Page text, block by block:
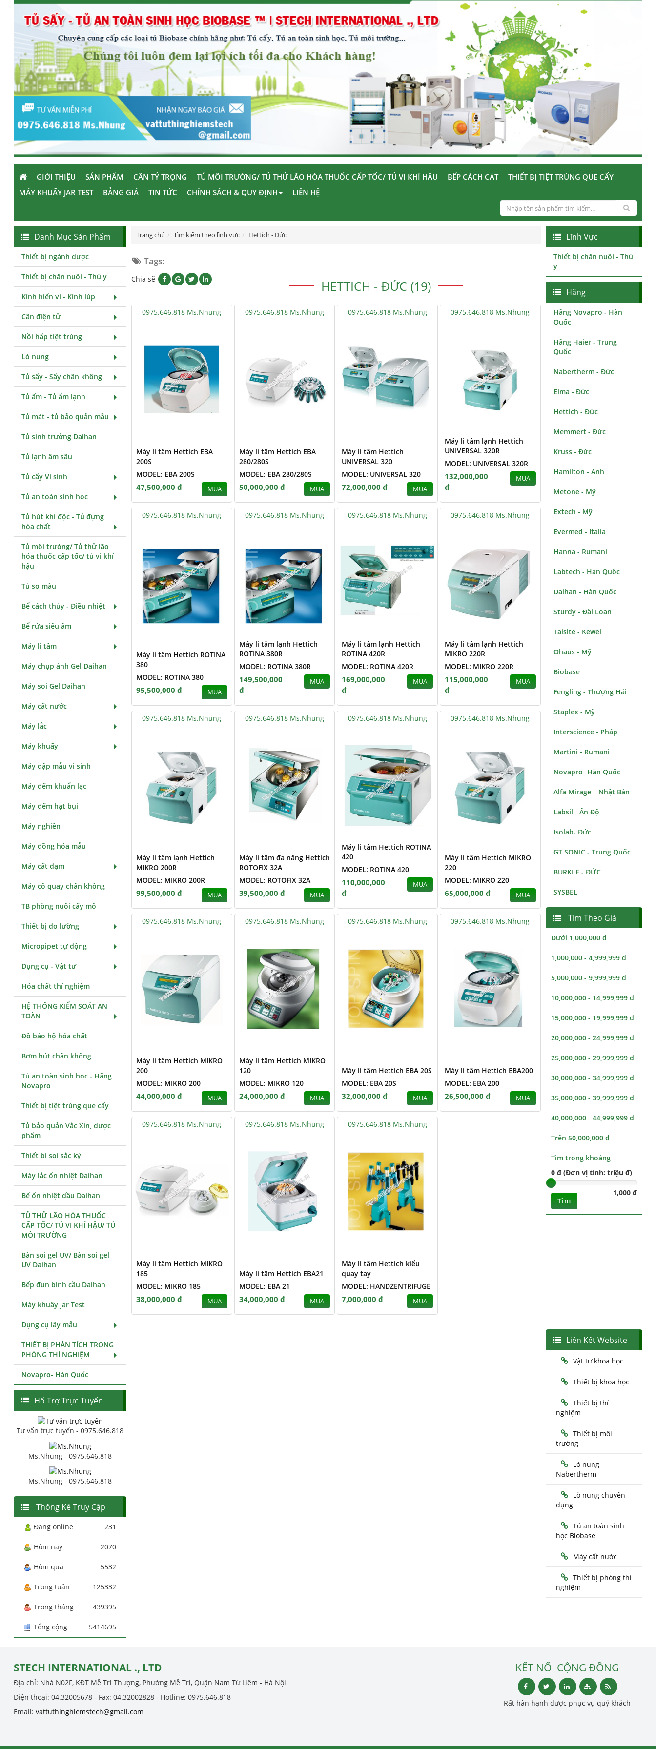
GIỚI THIỆU SẢN PHẨM CÂN TỶ TRỌNG TỦ MÔI TRƯỜNG/ TỦ THỬ LÃO HÓA THUỐC CẤP TỐC/ TỦ VI KHÍ HẬU BẾP CÁCH CÁT
THIẾT BỊ TIỆT TRÙNG QUE CẤY
MÁY KHUẤY JAR TEST
BẢNG GIÁ TIN TỨC CHÍNH SÁCH & QUY ĐỊNH LIÊN HỆ
Trang chủ Tìm kiếm theo lĩnh vực Hettich - Đức
Tags:
HETTICH - ĐỨC (19)
Chia sẽ
0975.646.818 Ms.Nhung
Máy li tâm Hettich EBA
200S
MODEL: EBA 200S
47,500,000 đ MUA
0975.646.818 Ms.Nhung
Máy li tâm Hettich EBA
280/280S
MODEL: EBA 280/280S
50,000,000 đ MUA
0975.646.818 Ms.Nhung
Máy li tâm Hettich
UNIVERSAL 320
MODEL: UNIVERSAL 320
72,000,000 đ MUA
0975.646.818 Ms.Nhung
Máy li tâm lạnh Hettich
UNIVERSAL 320R
MODEL: UNIVERSAL 320R
132,000,000
đ
MUA
0975.646.818 Ms.Nhung
Máy li tâm Hettich ROTINA
380
MODEL: ROTINA 380
95,500,000 đ MUA
0975.646.818 Ms.Nhung
Máy li tâm lạnh Hettich
ROTINA 380R
MODEL: ROTINA 380R
149,500,000
đ
MUA
0975.646.818 Ms.Nhung
Máy li tâm lạnh Hettich
ROTINA 420R
MODEL: ROTINA 420R
169,000,000
đ
MUA
0975.646.818 Ms.Nhung
Máy li tâm lạnh Hettich
MIKRO 220R
MODEL: MIKRO 220R
115,000,000
đ
MUA
0975.646.818 Ms.Nhung
Máy li tâm lạnh Hettich
MIKRO 200R
MODEL: MIKRO 200R
99,500,000 đ MUA
0975.646.818 Ms.Nhung
Máy li tâm đa năng Hettich
ROTOFIX 32A
MODEL: ROTOFIX 32A
39,500,000 đ MUA
0975.646.818 Ms.Nhung
Máy li tâm Hettich ROTINA
420
MODEL: ROTINA 420
110,000,000
đ
MUA
0975.646.818 Ms.Nhung
Máy li tâm Hettich MIKRO
220
MODEL: MIKRO 220
65,000,000 đ MUA
0975.646.818 Ms.Nhung
Máy li tâm Hettich MIKRO
200
MODEL: MIKRO 200
44,000,000 đ MUA
0975.646.818 Ms.Nhung
Máy li tâm Hettich MIKRO
120
MODEL: MIKRO 120
24,000,000 đ MUA
0975.646.818 Ms.Nhung
Máy li tâm Hettich EBA 20S
MODEL: EBA 20S
32,000,000 đ MUA
0975.646.818 Ms.Nhung
Máy li tâm Hettich EBA200
MODEL: EBA 200
26,500,000 đ MUA
0975.646.818 Ms.Nhung
Máy li tâm Hettich MIKRO
185
MODEL: MIKRO 185
38,000,000 đ MUA
0975.646.818 Ms.Nhung
Máy li tâm Hettich EBA21
MODEL: EBA 21
34,000,000 đ MUA
0975.646.818 Ms.Nhung
Máy li tâm Hettich kiểu
quay tay
MODEL: HANDZENTRIFUGE
7,000,000 đ MUA
Danh Mục Sản Phẩm
Thiết bị ngành dược
Thiết bị chăn nuôi - Thú y
Kính hiển vi - Kính lúp
Cân điện tử
Nồi hấp tiệt trùng
Lò nung
Tủ sấy - Sấy chân không
Tủ ấm - Tủ ấm lạnh
Tủ mát - tủ bảo quản mẫu
Tủ sinh trưởng Daihan
Tủ lạnh âm sâu
Tủ cấy Vi sinh
Tủ an toàn sinh học
Tủ hút khí độc - Tủ đựng
hóa chất
Tủ môi trường/ Tủ thử lão
hóa thuốc cấp tốc/ tủ vi khí
hậu
Tủ so màu
Bể cách thủy - Điều nhiệt
Bể rửa siêu âm
Máy li tâm
Máy chụp ảnh Gel Daihan
Máy soi Gel Daihan
Máy cất nước
Máy lắc
Máy khuấy
Máy dập mẫu vi sinh
Máy đếm khuẩn lạc
Máy đếm hạt bụi
Máy nghiền
Máy đồng hóa mẫu
Máy cất đạm
Máy cô quay chân không
TB phòng nuôi cấy mô
Thiết bị đo lường
Micropipet tự động
Dụng cụ - Vật tư
Hóa chất thí nghiệm
HỆ THỐNG KIỂM SOÁT AN
TOÀN
Đồ bảo hộ hóa chất
Bơm hút chân không
Tủ an toàn sinh học - Hãng
Novapro
Thiết bị tiệt trùng que cấy
Tủ bảo quản Vắc Xin, dược
phẩm
Thiết bị soi sắc ký
Máy lắc ổn nhiệt Daihan
Bể ổn nhiệt dầu Daihan
TỦ THỬ LÃO HÓA THUỐC
CẤP TỐC/ TỦ VI KHÍ HẬU/ TỦ
MÔI TRƯỜNG
Bàn soi gel UV/ Bàn soi gel
UV Daihan
Bếp đun bình cầu Daihan
Máy khuấy Jar Test
Dụng cụ lấy mẫu
THIẾT BỊ PHÂN TÍCH TRONG
PHÒNG THÍ NGHIỆM
Novapro- Hàn Quốc
Hổ Trợ Trực Tuyến
Tư vấn trực tuyến - 0975.646.818
Ms.Nhung - 0975.646.818
Ms.Nhung - 0975.646.818
Thống Kê Truy Cập
Đang online 231
Hôm nay 2070
Hôm qua 5532
Trong tuần 125332
Trong tháng 439395
Tổng cộng 5414695
Lĩnh Vực
Thiết bị chăn nuôi - Thú
y
Hãng
Hãng Novapro - Hàn
Quốc
Hãng Haier - Trung
Quốc
Nabertherm - Đức
Elma - Đức
Hettich - Đức
Memmert - Đức
Kruss - Đức
Hamilton - Anh
Metone - Mỹ
Extech - Mỹ
Evermed - Italia
Hanna - Rumani
Labtech - Hàn Quốc
Daihan - Hàn Quốc
Sturdy - Đài Loan
Taisite - Kewei
Ohaus - Mỹ
Biobase
Fengling - Thượng Hải
Staplex - Mỹ
Interscience - Pháp
Martini - Rumani
Novapro- Hàn Quốc
Alfa Mirage – Nhật Bản
Labsil - Ấn Độ
Isolab- Đức
GT SONIC - Trung Quốc
BURKLE - ĐỨC
SYSBEL
Tìm Theo Giá
Dưới 1,000,000 đ
1,000,000 - 4,999,999 đ
5,000,000 - 9,999,999 đ
10,000,000 - 14,999,999 đ
15,000,000 - 19,999,999 đ
20,000,000 - 24,999,999 đ
25,000,000 - 29,999,999 đ
30,000,000 - 34,999,999 đ
35,000,000 - 39,999,999 đ
40,000,000 - 44,999,999 đ
Trên 50,000,000 đ
Tìm trong khoảng
0 đ (Đơn vị tính: triệu đ)
1,000 đ
Tìm
Liên Kết Website
Vật tư khoa học
Thiết bị khoa học
Thiết bị thí
nghiệm
Thiết bị môi
trường
Lò nung
Nabertherm
Lò nung chuyên
dụng
Tủ an toàn sinh
học Biobase
Máy cất nước
Thiết bị phòng thí
nghiệm
STECH INTERNATIONAL ., LTD
Địa chỉ: Nhà N02F, KĐT Mễ Trì Thượng, Phường Mễ Trì, Quận Nam Từ Liêm - Hà Nội
Điện thoại: 04.32005678 - Fax: 04.32002828 - Hotline: 0975.646.818
Email:vattuthinghiemstech@gmail.com
KẾT NỐI CỘNG ĐỒNG
Rất hân hạnh được phục vụ quý khách